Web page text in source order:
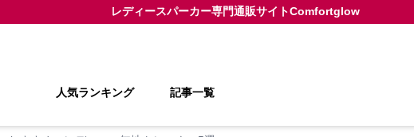
レディースパーカー専門通販サイトComfortglow
人気ランキング 記事一覧